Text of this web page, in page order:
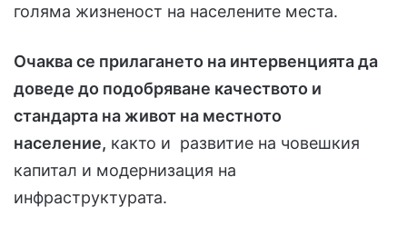
голяма жизненост на населените места.
Очаква се прилагането на интервенцията да
доведе до подобряване качеството и
стандарта на живот на местното
население, както и развитие на човешкия
капитал и модернизация на
инфраструктурата.